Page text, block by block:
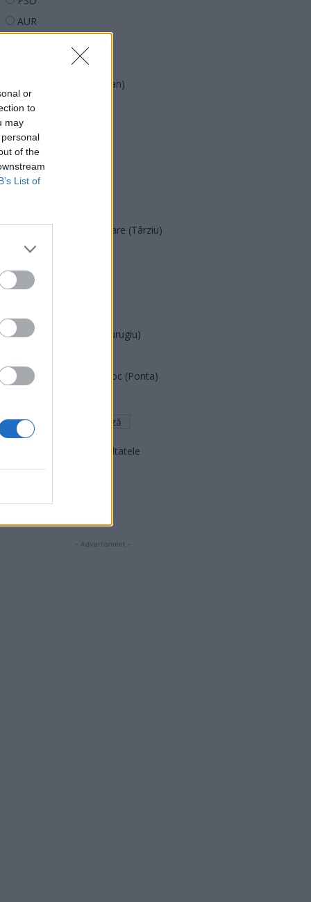
or
to
may
of the
List of
AUR
PMP (Tomac)
Forța Dreptei (L. Orban)
PNȚMM
REPER
SENS
SOS (Șoșoacă)
POT (Gavrilă)
Acțiunea Conservatoare (Târziu)
PDF (Lazarus)
PUSL (D. Voiculescu)
PNȚCD (Pavelescu)
Partidul Patrioților (Surugiu)
România pe Primul Loc (Ponta)
Arată rezultatele
- Advertisment -